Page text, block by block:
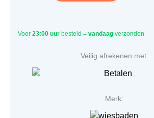
Voor 23:00 uur besteld = vandaag verzonden
Veilig afrekenen met:
Merk: